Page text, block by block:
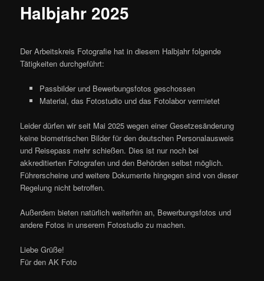
Halbjahr 2025
Der Arbeitskreis Fotografie hat in diesem Halbjahr folgende
Tätigkeiten durchgeführt:
Passbilder und Bewerbungsfotos geschossen
Material, das Fotostudio und das Fotolabor vermietet
Leider dürfen wir seit Mai 2025 wegen einer Gesetzesänderung
keine biometrischen Bilder für den deutschen Personalausweis
und Reisepass mehr schießen. Dies ist nur noch bei
akkreditierten Fotografen und den Behörden selbst möglich.
Führerscheine und weitere Dokumente hingegen sind von dieser
Regelung nicht betroffen.
Außerdem bieten natürlich weiterhin an, Bewerbungsfotos und
andere Fotos in unserem Fotostudio zu machen.
Liebe Grüße!
Für den AK Foto